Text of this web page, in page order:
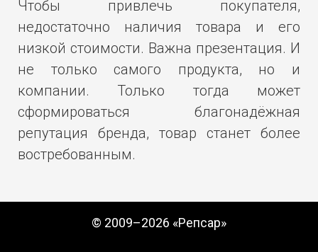
Чтобы привлечь покупателя,
недостаточно наличия товара и его
низкой стоимости. Важна презентация. И
не только самого продукта, но и
компании. Только тогда может
сформироваться благонадёжная
репутация бренда, товар станет более
востребованным.
© 2009–2026 «Репсар»